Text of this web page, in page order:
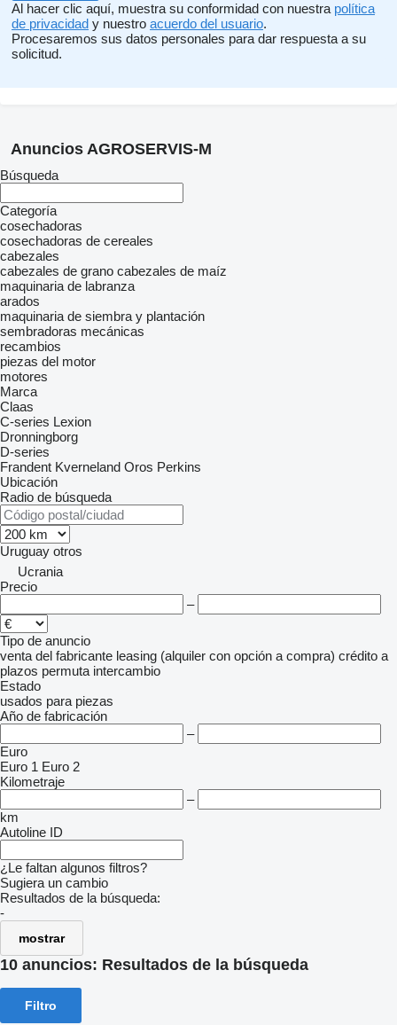
Al hacer clic aquí, muestra su conformidad con nuestra política
de privacidad y nuestro acuerdo del usuario.
Procesaremos sus datos personales para dar respuesta a su
solicitud.
Anuncios AGROSERVIS-M
Búsqueda
Categoría
cosechadoras
cosechadoras de cereales
cabezales
cabezales de grano cabezales de maíz
maquinaria de labranza
arados
maquinaria de siembra y plantación
sembradoras mecánicas
recambios
piezas del motor
motores
Marca
Claas
C-series Lexion
Dronningborg
D-series
Frandent Kverneland Oros Perkins
Ubicación
Radio de búsqueda
Uruguay otros
Ucrania
Precio
–
Tipo de anuncio
venta del fabricante leasing (alquiler con opción a compra) crédito a
plazos permuta intercambio
Estado
usados para piezas
Año de fabricación
–
Euro
Euro 1 Euro 2
Kilometraje
–
km
Autoline ID
¿Le faltan algunos filtros?
Sugiera un cambio
Resultados de la búsqueda:
-
mostrar
10 anuncios: Resultados de la búsqueda
Filtro